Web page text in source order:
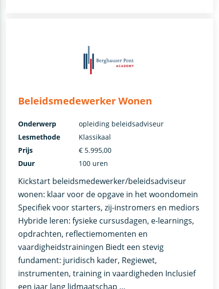
Beleidsmedewerker Wonen
Kickstart beleidsmedewerker/beleidsadviseur
wonen: klaar voor de opgave in het woondomein
Specifiek voor starters, zij-instromers en mediors
Hybride leren: fysieke cursusdagen, e-learnings,
opdrachten, reflectiemomenten en
vaardigheidstrainingen Biedt een stevig
fundament: juridisch kader, Regiewet,
instrumenten, training in vaardigheden Inclusief
een jaar lang lidmaatschap …
Onderwerp
opleiding beleidsadviseur
Lesmethode
Klassikaal
Prijs
€ 5.995,00
Duur
100 uren